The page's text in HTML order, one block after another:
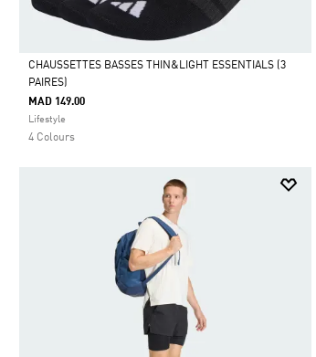
Selected
CHAUSSETTES BASSES THIN&LIGHT ESSENTIALS (3
PAIRES)
MAD 149.00
Lifestyle
4 Colours